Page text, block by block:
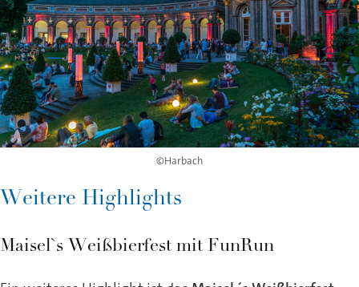
©Harbach
Weitere Highlights
Maisel`s Weißbierfest mit FunRun